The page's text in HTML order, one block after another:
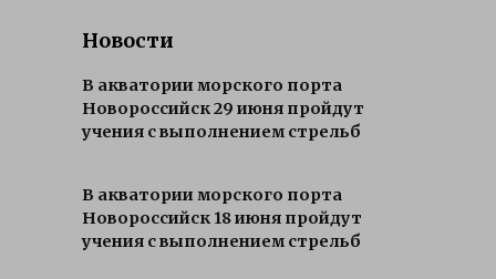
Новости
В акватории морского порта
Новороссийск 29 июня пройдут
учения с выполнением стрельб
В акватории морского порта
Новороссийск 18 июня пройдут
учения с выполнением стрельб